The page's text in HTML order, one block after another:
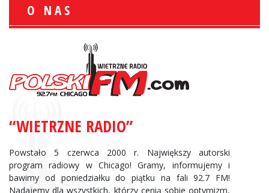
O NAS
“WIETRZNE RADIO”
Powstało 5 czerwca 2000 r. Największy autorski
program radiowy w Chicago! Gramy, informujemy i
bawimy od poniedziałku do piątku na fali 92.7 FM!
Nadajemy dla wszystkich, którzy cenią sobie optymizm,